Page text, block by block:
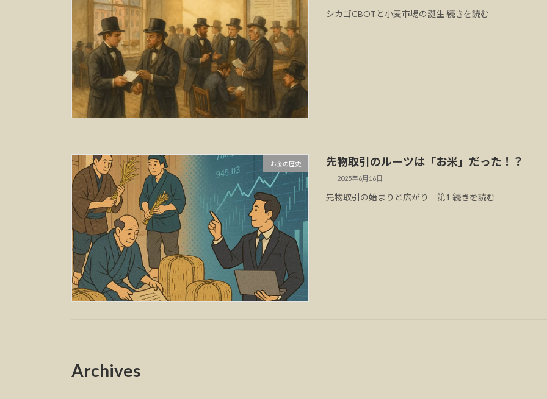
シカゴCBOTと小麦市場の誕生 続きを読む
お金の歴史 先物取引のルーツは「お米」だった！？
2025年6月16日
先物取引の始まりと広がり｜第1 続きを読む
Archives